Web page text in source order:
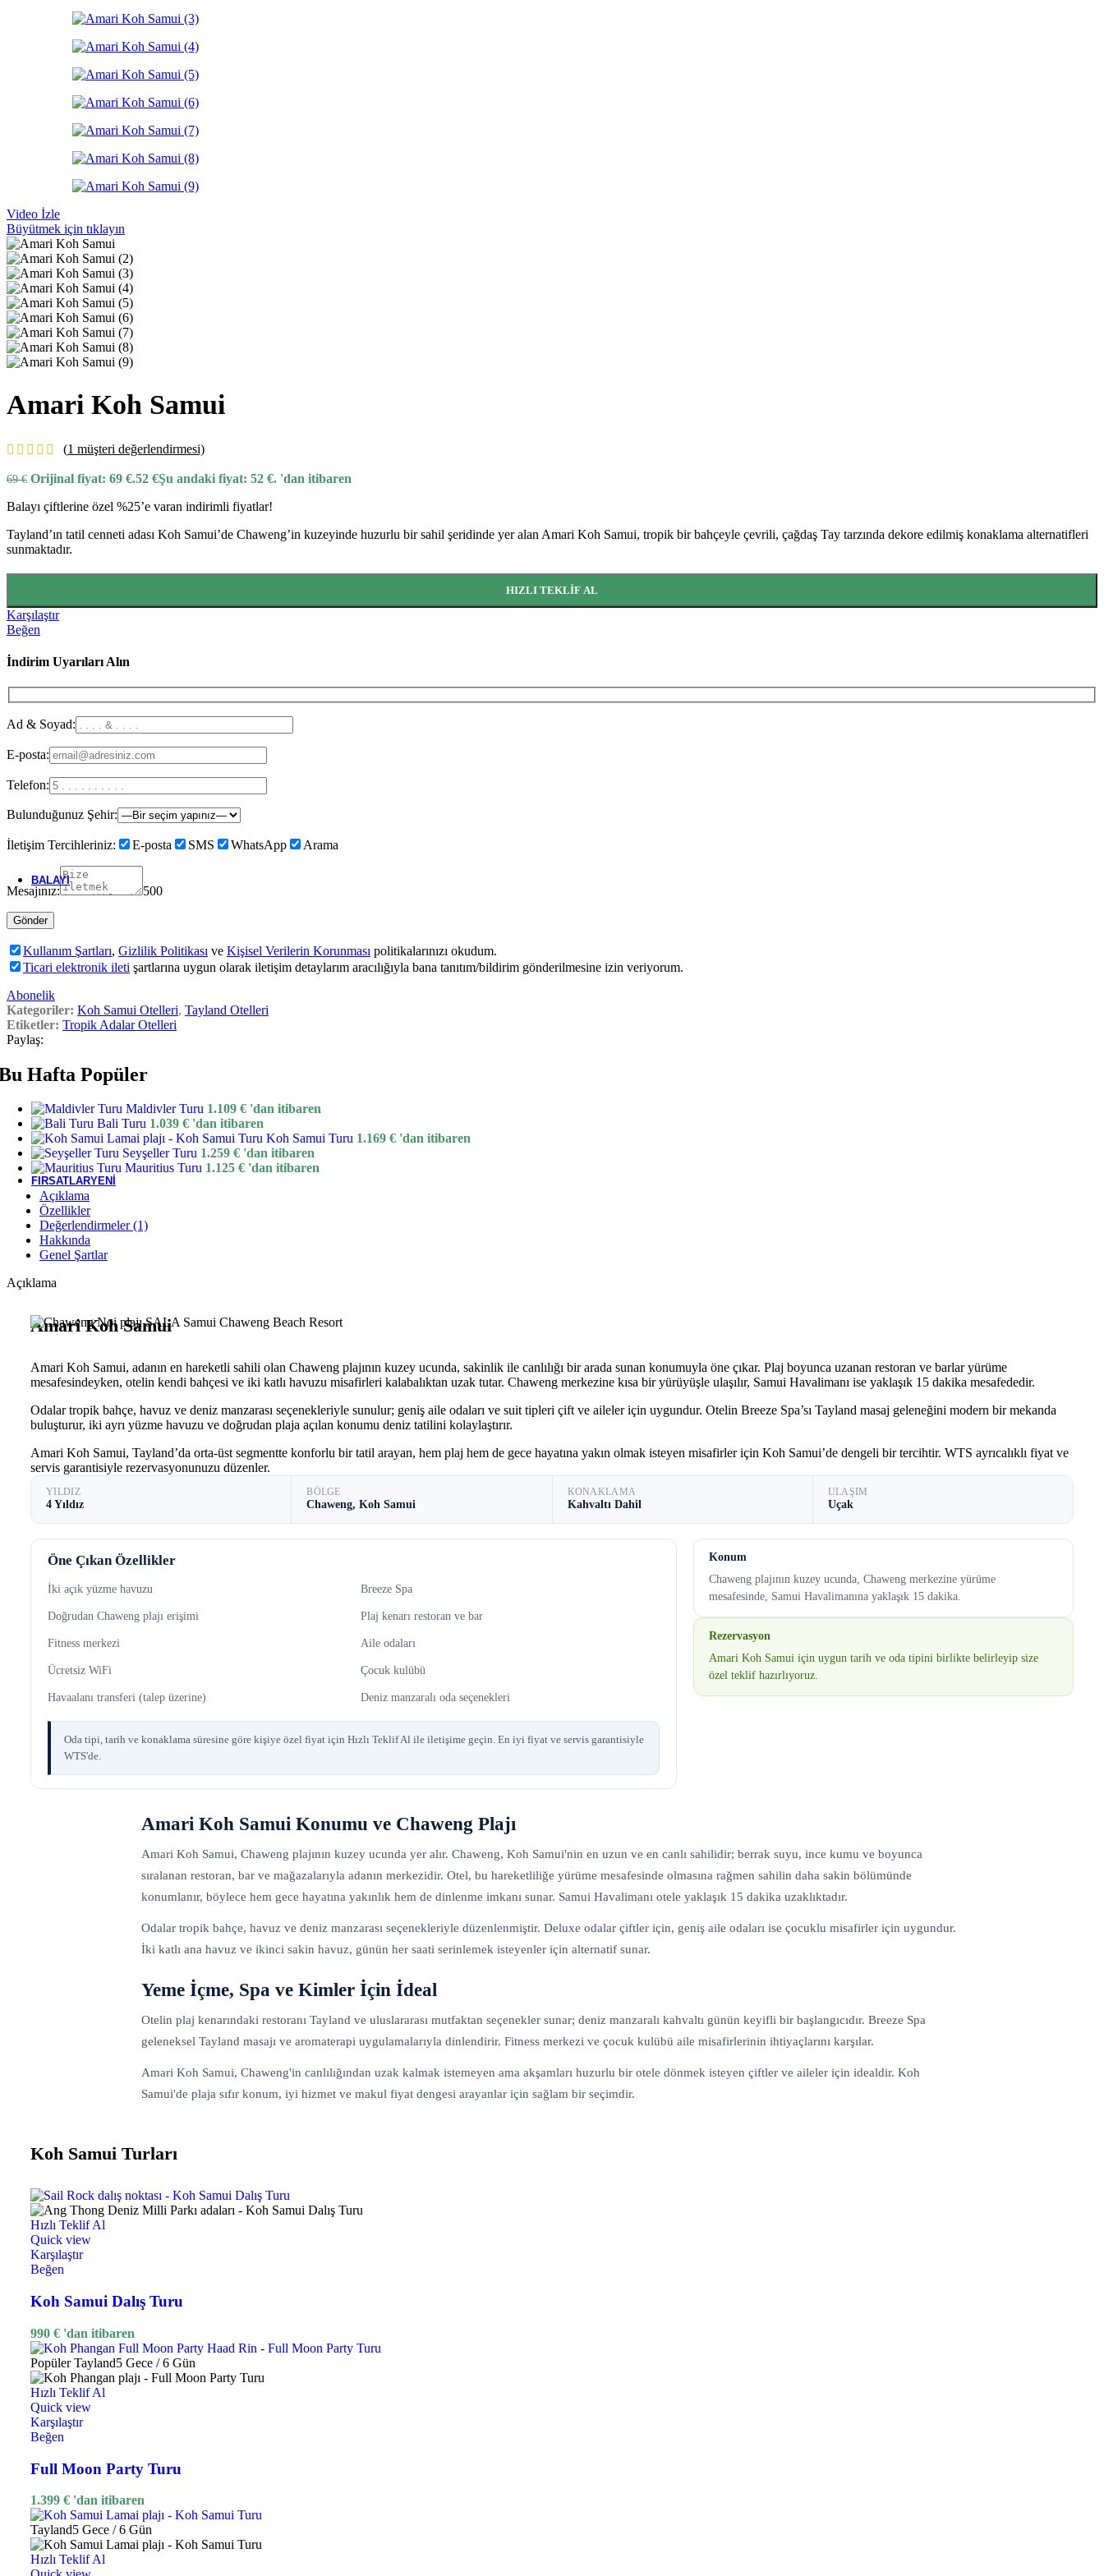
Mauritius⭐⭐⭐⭐⭐
Hızlı Teklif Al
Karşılaştır
LUX* Belle Mare Mauritius
139€ Orijinal fiyat: 139 €.
TaylandPhuket⭐⭐⭐⭐⭐
Hızlı Teklif Al
Quick view
Karşılaştır
Beğen
Le Meridien Phuket
162€ Orijinal fiyat: 162 €.
-10% Popüler Endonezya
Hızlı Teklif Al
Beğen
Grand Seminyak Bali
222 € Orijinal fiyat: 222 €.199€Şu andaki fiyat: 199 €.
-15% Popüler
Hızlı Teklif Al
Karşılaştır
Beğen
Four Seasons Resort Seychelles
799€ Orijinal fiyat: 799 €.679€Şu andaki fiyat: 679 €. 'dan itibaren
-25% Popüler TaylandKoh Samui⭐⭐⭐⭐⭐
Hızlı Teklif Al
Quick view
Karşılaştır
Beğen
BALAYI
Maldivler
Bali
Mauritius
Seyşeller
FIRSATLARYENI
Video İzle
Büyütmek için tıklayın
Amari Koh Samui
(1 müşteri değerlendirmesi)
69€ Orijinal fiyat: 69 €.52 €Şu andaki fiyat: 52 €. 'dan itibaren
Balayı çiftlerine özel %25’e varan indirimli fiyatlar!
Tayland’ın tatil cenneti adası Koh Samui’de Chaweng’in kuzeyinde huzurlu bir sahil şeridinde yer alan Amari Koh Samui, tropik bir bahçeyle çevrili, çağdaş Tay tarzında dekore edilmiş konaklama alternatifleri
sunmaktadır.
HIZLI TEKLIF AL
Karşılaştır
Beğen
İndirim Uyarıları Alın
Ad & Soyad:
E-posta:
Telefon:
Bulunduğunuz Şehir:
İletişim Tercihleriniz: E-posta SMS WhatsApp Arama
Mesajınız: 500
Kullanım Şartları, Gizlilik Politikası ve Kişisel Verilerin Korunması politikalarınızı okudum.
Ticari elektronik ileti şartlarına uygun olarak iletişim detaylarım aracılığıyla bana tanıtım/bildirim gönderilmesine izin veriyorum.
Abonelik
Kategoriler: Koh Samui Otelleri, Tayland Otelleri
Etiketler: Tropik Adalar Otelleri
Paylaş:
Hafta Popüler
Maldivler Turu 1.109 € 'dan itibaren
Bali Turu 1.039 € 'dan itibaren
Koh Samui Turu 1.169 € 'dan itibaren
Seyşeller Turu 1.259 € 'dan itibaren
Mauritius Turu 1.125 € 'dan itibaren
Açıklama
Özellikler
Değerlendirmeler (1)
Hakkında
Genel Şartlar
Açıklama
Amari Koh Samui
Amari Koh Samui, adanın en hareketli sahili olan Chaweng plajının kuzey ucunda, sakinlik ile canlılığı bir arada sunan konumuyla öne çıkar. Plaj boyunca uzanan restoran ve barlar yürüme
mesafesindeyken, otelin kendi bahçesi ve iki katlı havuzu misafirleri kalabalıktan uzak tutar. Chaweng merkezine kısa bir yürüyüşle ulaşılır, Samui Havalimanı ise yaklaşık 15 dakika mesafededir.
Odalar tropik bahçe, havuz ve deniz manzarası seçenekleriyle sunulur; geniş aile odaları ve suit tipleri çift ve aileler için uygundur. Otelin Breeze Spa’sı Tayland masaj geleneğini modern bir mekanda
buluşturur, iki ayrı yüzme havuzu ve doğrudan plaja açılan konumu deniz tatilini kolaylaştırır.
Amari Koh Samui, Tayland’da orta-üst segmentte konforlu bir tatil arayan, hem plaj hem de gece hayatına yakın olmak isteyen misafirler için Koh Samui’de dengeli bir tercihtir. WTS ayrıcalıklı fiyat ve
servis garantisiyle rezervasyonunuzu düzenler.
YILDIZ
4 Yıldız
BÖLGE
Chaweng, Koh Samui
KONAKLAMA
Kahvaltı Dahil
ULAŞIM
Uçak
Öne Çıkan Özellikler
İki açık yüzme havuzu Breeze Spa
Doğrudan Chaweng plajı erişimi Plaj kenarı restoran ve bar
Fitness merkezi Aile odaları
Ücretsiz WiFi Çocuk kulübü
Havaalanı transferi (talep üzerine) Deniz manzaralı oda seçenekleri
Oda tipi, tarih ve konaklama süresine göre kişiye özel fiyat için Hızlı Teklif Al ile iletişime geçin. En iyi fiyat ve servis garantisiyle
WTS'de.
Konum
Chaweng plajının kuzey ucunda, Chaweng merkezine yürüme
mesafesinde, Samui Havalimanına yaklaşık 15 dakika.
Rezervasyon
Amari Koh Samui için uygun tarih ve oda tipini birlikte belirleyip size
özel teklif hazırlıyoruz.
Amari Koh Samui Konumu ve Chaweng Plajı
Amari Koh Samui, Chaweng plajının kuzey ucunda yer alır. Chaweng, Koh Samui'nin en uzun ve en canlı sahilidir; berrak suyu, ince kumu ve boyunca
sıralanan restoran, bar ve mağazalarıyla adanın merkezidir. Otel, bu hareketliliğe yürüme mesafesinde olmasına rağmen sahilin daha sakin bölümünde
konumlanır, böylece hem gece hayatına yakınlık hem de dinlenme imkanı sunar. Samui Havalimanı otele yaklaşık 15 dakika uzaklıktadır.
Odalar tropik bahçe, havuz ve deniz manzarası seçenekleriyle düzenlenmiştir. Deluxe odalar çiftler için, geniş aile odaları ise çocuklu misafirler için uygundur.
İki katlı ana havuz ve ikinci sakin havuz, günün her saati serinlemek isteyenler için alternatif sunar.
Yeme İçme, Spa ve Kimler İçin İdeal
Otelin plaj kenarındaki restoranı Tayland ve uluslararası mutfaktan seçenekler sunar; deniz manzaralı kahvaltı günün keyifli bir başlangıcıdır. Breeze Spa
geleneksel Tayland masajı ve aromaterapi uygulamalarıyla dinlendirir. Fitness merkezi ve çocuk kulübü aile misafirlerinin ihtiyaçlarını karşılar.
Amari Koh Samui, Chaweng'in canlılığından uzak kalmak istemeyen ama akşamları huzurlu bir otele dönmek isteyen çiftler ve aileler için idealdir. Koh
Samui'de plaja sıfır konum, iyi hizmet ve makul fiyat dengesi arayanlar için sağlam bir seçimdir.
Koh Samui Turları
Hızlı Teklif Al
Quick view
Karşılaştır
Beğen
Koh Samui Dalış Turu
990 € 'dan itibaren
Popüler Tayland5 Gece / 6 Gün
Hızlı Teklif Al
Quick view
Karşılaştır
Beğen
Full Moon Party Turu
1.399 € 'dan itibaren
Tayland5 Gece / 6 Gün
Hızlı Teklif Al